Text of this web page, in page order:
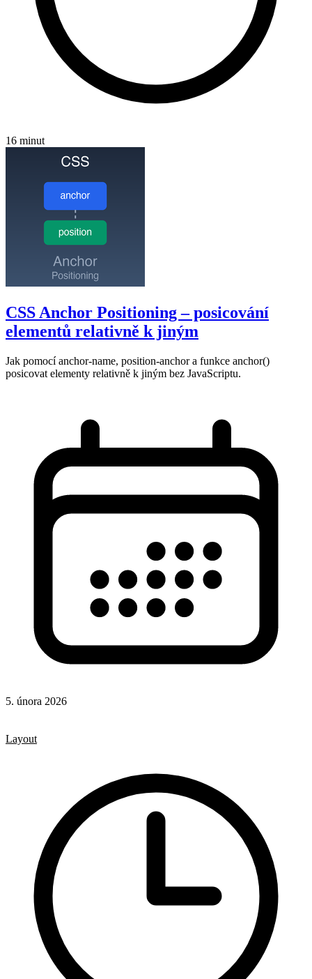
16 minut
CSS Anchor Positioning – posicování
elementů relativně k jiným
Jak pomocí anchor-name, position-anchor a funkce anchor()
posicovat elementy relativně k jiným bez JavaScriptu.
5. února 2026
Layout